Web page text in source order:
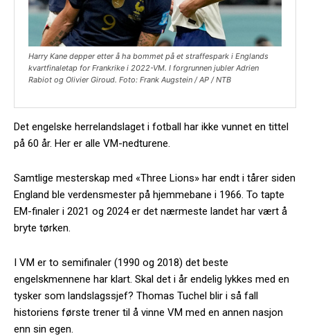
Harry Kane depper etter å ha bommet på et straffespark i Englands
kvartfinaletap for Frankrike i 2022-VM. I forgrunnen jubler Adrien
Rabiot og Olivier Giroud. Foto: Frank Augstein / AP / NTB
Det engelske herrelandslaget i fotball har ikke vunnet en tittel
på 60 år. Her er alle VM-nedturene.
Samtlige mesterskap med «Three Lions» har endt i tårer siden
England ble verdensmester på hjemmebane i 1966. To tapte
EM-finaler i 2021 og 2024 er det nærmeste landet har vært å
bryte tørken.
I VM er to semifinaler (1990 og 2018) det beste
engelskmennene har klart. Skal det i år endelig lykkes med en
tysker som landslagssjef? Thomas Tuchel blir i så fall
historiens første trener til å vinne VM med en annen nasjon
enn sin egen.